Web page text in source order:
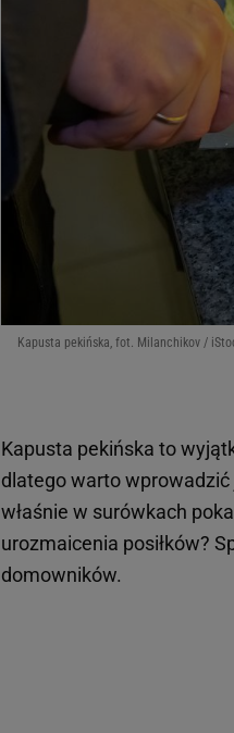
Kapusta pekińska, fot. Milanchikov /
Kapusta pekińska to
dlatego warto
właśnie w surówkach
urozmaicenia posiłków?
domowników.